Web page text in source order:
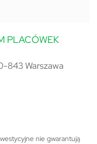
PLACÓWEK
843 Warszawa
nie gwarantują